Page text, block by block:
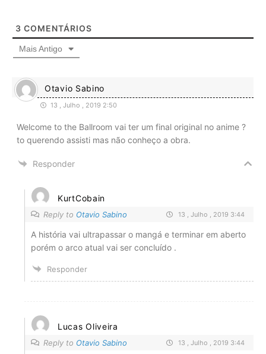
3 COMENTÁRIOS
Mais Antigo
Otavio Sabino
13 , Julho , 2019 2:50
Welcome to the Ballroom vai ter um final original no anime ?
to querendo assisti mas não conheço a obra.
Responder
KurtCobain
Reply to Otavio Sabino 13 , Julho , 2019 3:44
A história vai ultrapassar o mangá e terminar em aberto
porém o arco atual vai ser concluído .
Responder
Lucas Oliveira
Reply to Otavio Sabino 13 , Julho , 2019 3:44